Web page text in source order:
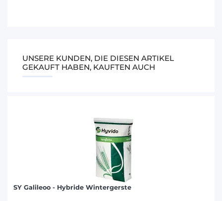
UNSERE KUNDEN, DIE DIESEN ARTIKEL
GEKAUFT HABEN, KAUFTEN AUCH
SY Galileoo - Hybride Wintergerste